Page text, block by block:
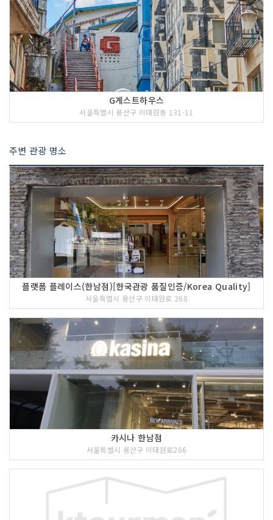
G게스트하우스
서울특별시 용산구 이태원동 131-11
주변 관광 명소
플랫폼 플레이스(한남점)[한국관광 품질인증/Korea Quality]
서울특별시 용산구 이태원로 268
카시나 한남점
서울특별시 용산구 이태원로266